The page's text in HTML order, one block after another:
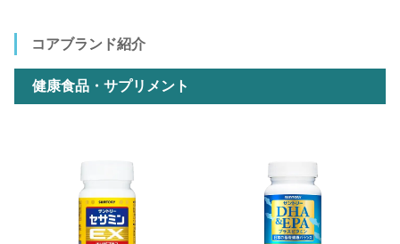
コアブランド紹介
健康食品・サプリメント